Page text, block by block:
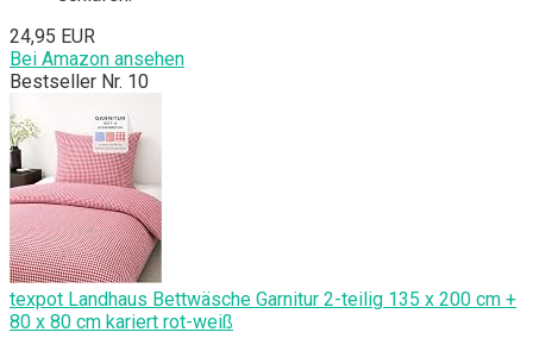
24,95 EUR
Bei Amazon ansehen
Bestseller Nr. 10
texpot Landhaus Bettwäsche Garnitur 2-teilig 135 x 200 cm +
80 x 80 cm kariert rot-weiß